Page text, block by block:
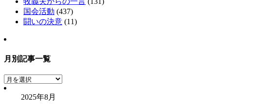
国会活動 (437)
闘いの決意 (11)
月別記事一覧
月
別
2025年8月